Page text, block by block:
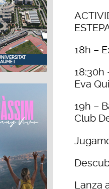
18h –
18:30h
Eva
19h –
Club
Lanza